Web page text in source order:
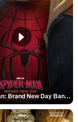
Spider-Man: Brand New Day Bande-annonce VO STFR